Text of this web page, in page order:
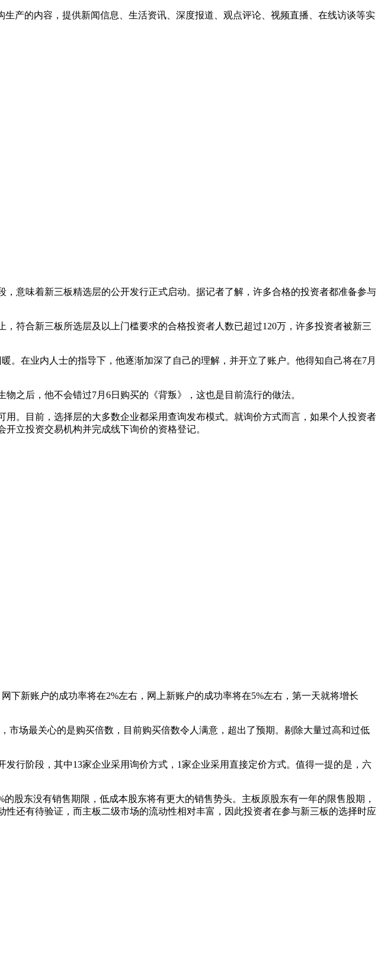
产的内容，提供新闻信息、生活资讯、深度报道、观点评论、视频直播、在线访谈等实
意味着新三板精选层的公开发行正式启动。据记者了解，许多合格的投资者都准备参与
符合新三板所选层及以上门槛要求的合格投资者人数已超过120万，许多投资者被新三
在业内人士的指导下，他逐渐加深了自己的理解，并开立了账户。他得知自己将在7月
之后，他不会错过7月6日购买的《背叛》，这也是目前流行的做法。
。目前，选择层的大多数企业都采用查询发布模式。就询价方式而言，如果个人投资者
立投资交易机构并完成线下询价的资格登记。
下新账户的成功率将在2%左右，网上新账户的成功率将在5%左右，第一天就将增长
场最关心的是购买倍数，目前购买倍数令人满意，超出了预期。剔除大量过高和过低
行阶段，其中13家企业采用询价方式，1家企业采用直接定价方式。值得一提的是，六
股东没有销售期限，低成本股东将有更大的销售势头。主板原股东有一年的限售股期，
还有待验证，而主板二级市场的流动性相对丰富，因此投资者在参与新三板的选择时应